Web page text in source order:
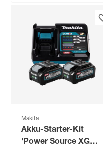
Makita
Akku-Starter-Kit
'Power Source XGT'